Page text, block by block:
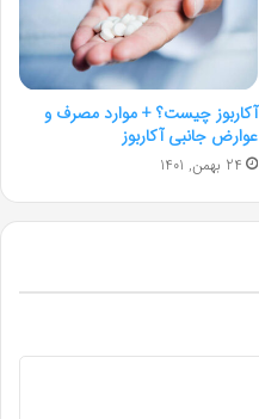
آکاربوز چیست؟ + موارد مصرف و
عوارض جانبی آکاربوز
24 بهمن, 1401